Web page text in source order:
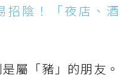
招陰！「夜店、酒
屬「豬」的朋友。